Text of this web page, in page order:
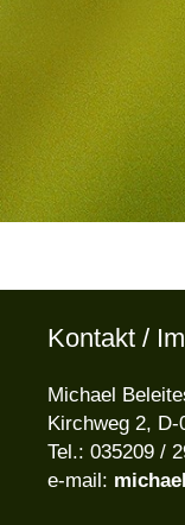
Kontakt /
Michael
Kirchweg 2,
Tel.: 035209 /
e-mail: